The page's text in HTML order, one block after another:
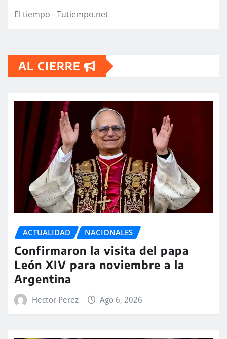
El tiempo - Tutiempo.net
AL CIERRE
ACTUALIDAD NACIONALES
Confirmaron la visita del papa
León XIV para noviembre a la
Argentina
Hector Perez Ago 6, 2026